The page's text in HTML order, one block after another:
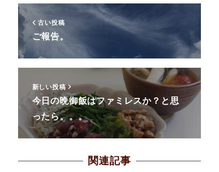
古い投稿
ご報告。
新しい投稿
今日の晩御飯はファミレスか？と思
ったら。。。
関連記事